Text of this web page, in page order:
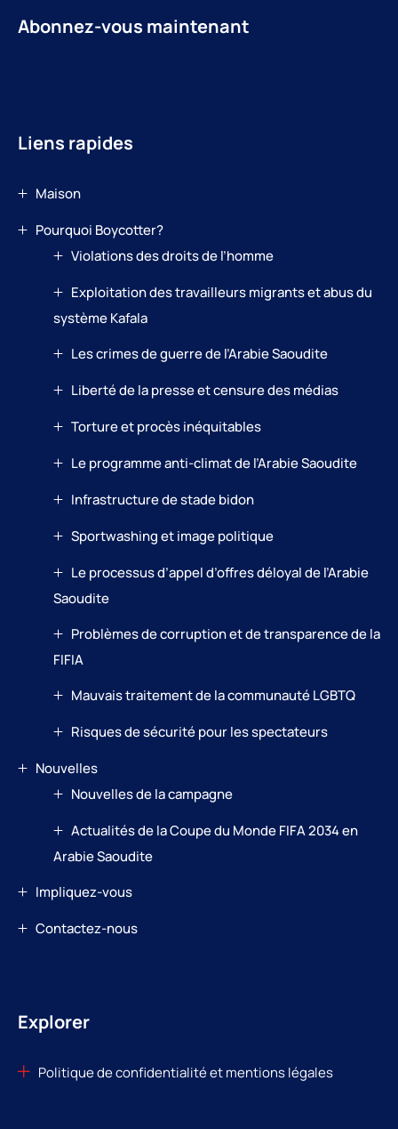
Abonnez-vous maintenant
Liens rapides
Maison
Pourquoi Boycotter?
Violations des droits de l’homme
Exploitation des travailleurs migrants et abus du
système Kafala
Les crimes de guerre de l’Arabie Saoudite
Liberté de la presse et censure des médias
Torture et procès inéquitables
Le programme anti-climat de l’Arabie Saoudite
Infrastructure de stade bidon
Sportwashing et image politique
Le processus d’appel d’offres déloyal de l’Arabie
Saoudite
Problèmes de corruption et de transparence de la
FIFIA
Mauvais traitement de la communauté LGBTQ
Risques de sécurité pour les spectateurs
Nouvelles
Nouvelles de la campagne
Actualités de la Coupe du Monde FIFA 2034 en
Arabie Saoudite
Impliquez-vous
Contactez-nous
Explorer
Politique de confidentialité et mentions légales